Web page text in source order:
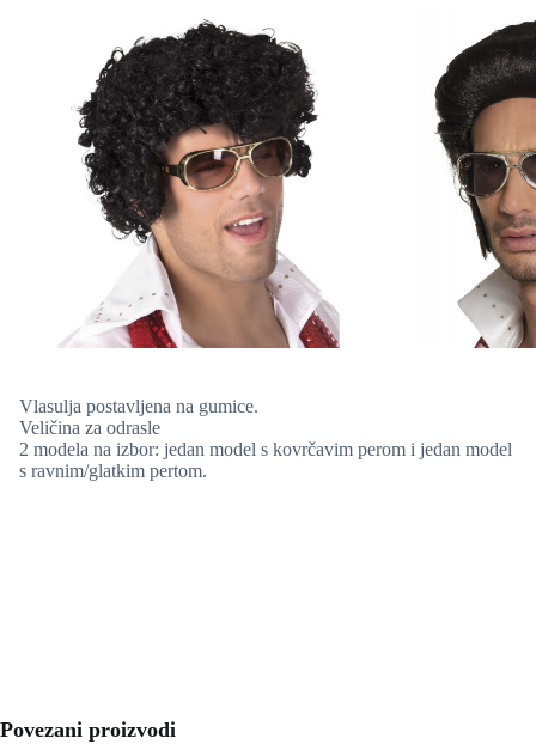
Vlasulja postavljena na gumice.
Veličina za odrasle
2 modela na izbor: jedan model s kovrčavim perom i jedan model
s ravnim/glatkim pertom.
Povezani proizvodi